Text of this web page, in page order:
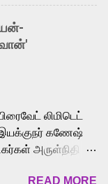
exciting glimpse
recently
generated
audiences.
is the film’s
Man. Known for
De” from
Ghajini, and
லிமிடெட்
இயக்குநர் கணேஷ்
அருள்நிதி -
READ MORE